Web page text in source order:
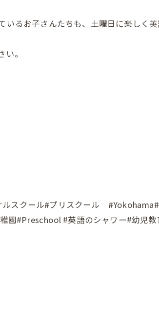
いるお子さんたちも、土曜日に楽しく
。
ルスクール#プリスクール
園#Preschool #英語のシャワー#幼児